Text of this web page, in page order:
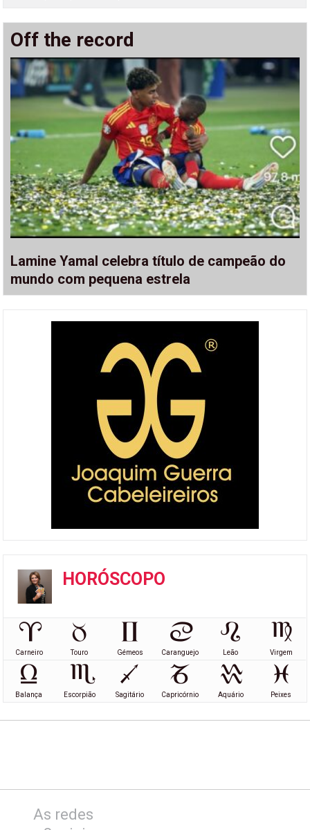
Off the record
Lamine Yamal celebra título de campeão do
mundo com pequena estrela
HORÓSCOPO
Carneiro Touro Gémeos Caranguejo Leão Virgem
Balança Escorpião Sagitário Capricórnio Aquário Peixes
As redes